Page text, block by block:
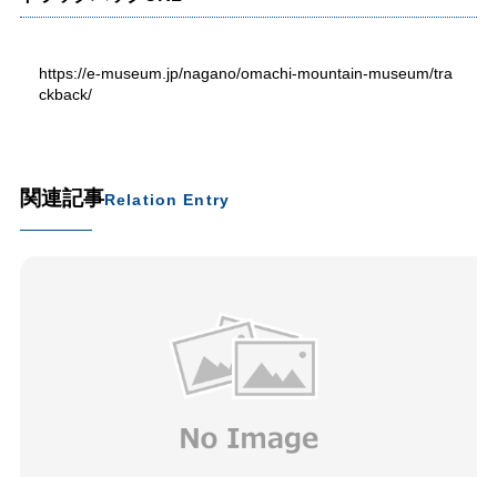
https://e-museum.jp/nagano/omachi-mountain-museum/tra
ckback/
関連記事Relation Entry